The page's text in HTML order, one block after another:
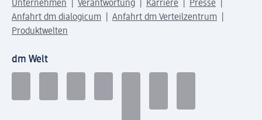
Unternehmen Verantwortung Karriere
Presse
Anfahrt dm dialogicum
Anfahrt dm Verteilzentrum
Produktwelten
dm Welt